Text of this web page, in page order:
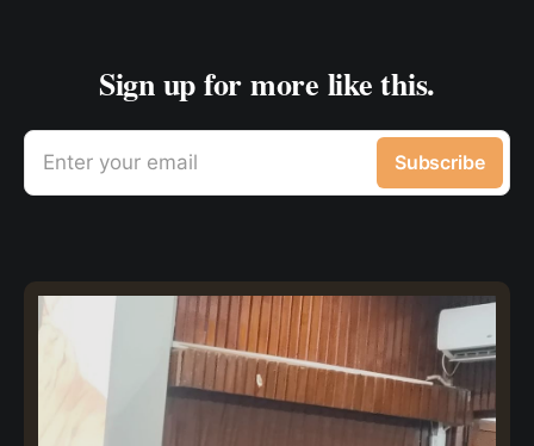
Sign up for more like this.
Enter your email Subscribe